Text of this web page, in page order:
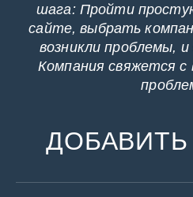
шага: Пройти
сайте, выбрать
возникли проблемы,
Компания свяжется